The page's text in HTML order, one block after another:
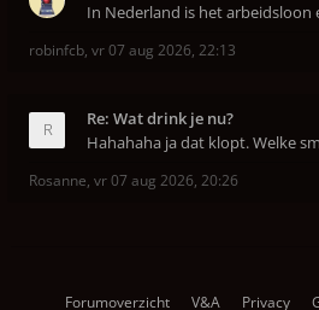
In Nederland is het arbeidsloon
robinfcb, vr 07 aug 2026, 22:13
Re: Wat drink je nu?
Hahahaha ja dat klopt. Welke
Rosanne, vr 07 aug 2026, 20:26
Forumoverzicht V&A Privacy